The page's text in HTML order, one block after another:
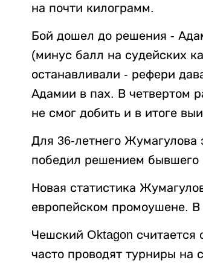
на почти килограмм.
Бой дошел до решения -
(минус балл на судейских
останавливали - рефери
Адамии в пах. В четвертом
не смог добить и в итоге
Для 36-летнего Жумагулова
победил решением бывшего
Новая статистика
европейском промоушене.
Чешский Oktagon
часто проводят турниры на